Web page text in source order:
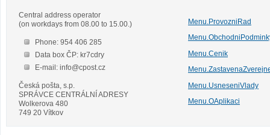
Central address operator
(on workdays from 08.00 to 15.00.)
Phone: 954 406 285
Data box ČP: kr7cdry
E-mail: info@cpost.cz
Česká pošta, s.p.
SPRÁVCE CENTRÁLNÍ ADRESY
Wolkerova 480
749 20 Vítkov
Menu.ProvozniRad
Menu.Cenik
Menu.UsneseniVlady
Menu.OAplikaci